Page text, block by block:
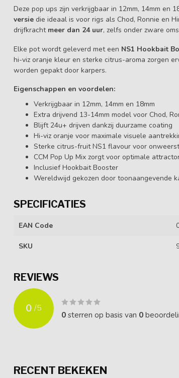
Deze pop ups zijn verkrijgbaar in 12mm, 14mm en
versie die ideaal is voor rigs als Chod, Ronnie en
drijfkracht meer dan 24 uur, zelfs onder zware
Elke pot wordt geleverd met een NS1 Hookbait
hi-viz oranje kleur en sterke citrus-aroma zorgen
worden gepakt door karpers.
Eigenschappen en voordelen:
Verkrijgbaar in 12mm, 14mm en 18mm
Extra drijvend 13-14mm model voor Chod,
Blijft 24u+ drijven dankzij duurzame coating
Hi-viz oranje voor maximale visuele
Sterke citrus-fruit NS1 flavour voor
CCM Pop Up Mix zorgt voor optimale
Inclusief Hookbait Booster
Wereldwijd gekozen door toonaangevende
SPECIFICATIES
EAN Code
SKU
REVIEWS
0 /5
0sterren op basis van 0
RECENT BEKEKEN